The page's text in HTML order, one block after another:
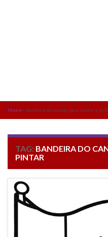
Home» bandeira do canada para colorir e
TAG: BANDEIRA DO
PINTAR